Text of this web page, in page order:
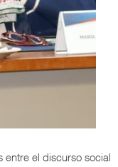
entre el discurso social
para movi
para tripul